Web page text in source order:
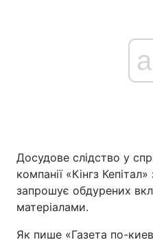
Досудове слідство у
компанії «Кінгз Кепітал»
запрошує обдурених
матеріалами.
Як пише «Газета по-